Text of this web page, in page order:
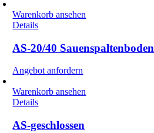
Warenkorb ansehen
Details
AS-20/40 Sauenspaltenboden
Angebot anfordern
Warenkorb ansehen
Details
AS-geschlossen